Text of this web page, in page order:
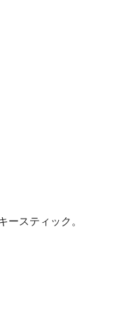
スティック。